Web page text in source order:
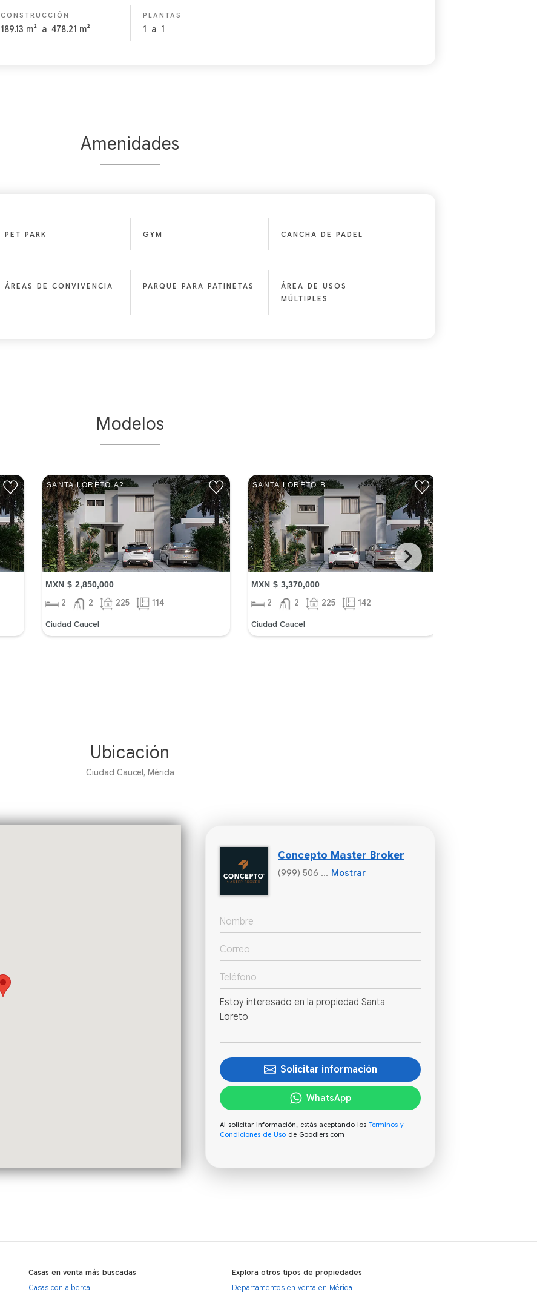
CONSTRUCCIÓN
189.13 m² a 478.21 m²
PLANTAS
1 a 1
Amenidades
PET PARK GYM CANCHA DE PADEL
ÁREAS DE CONVIVENCIA PARQUE PARA PATINETAS
ÁREA DE USOS
MÚLTIPLES
Modelos
SANTA LORETO A2
MXN $ 2,850,000
2 2 225 114
Ciudad Caucel
SANTA LORETO B
MXN $ 3,370,000
2 2 225 142
Ciudad Caucel
Ubicación
Ciudad Caucel, Mérida
Concepto Master Broker
(999) 506 ... Mostrar
Solicitar información
WhatsApp
Al solicitar información, estás aceptando los Terminos y
Condiciones de Uso de Goodlers.com
Casas en venta más buscadas
Casas con alberca
Explora otros tipos de propiedades
Departamentos en venta en Mérida